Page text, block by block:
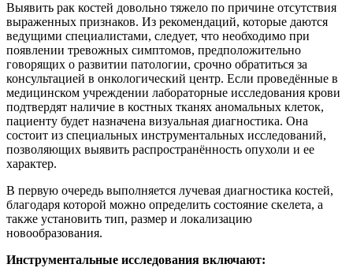
Выявить рак костей довольно тяжело по причине отсутствия
выраженных признаков. Из рекомендаций, которые даются
ведущими специалистами, следует, что необходимо при
появлении тревожных симптомов, предположительно
говорящих о развитии патологии, срочно обратиться за
консультацией в онкологический центр. Если проведённые в
медицинском учреждении лабораторные исследования крови
подтвердят наличие в костных тканях аномальных клеток,
пациенту будет назначена визуальная диагностика. Она
состоит из специальных инструментальных исследований,
позволяющих выявить распространённость опухоли и ее
характер.
В первую очередь выполняется лучевая диагностика костей,
благодаря которой можно определить состояние скелета, а
также установить тип, размер и локализацию
новообразования.
Инструментальные исследования включают: